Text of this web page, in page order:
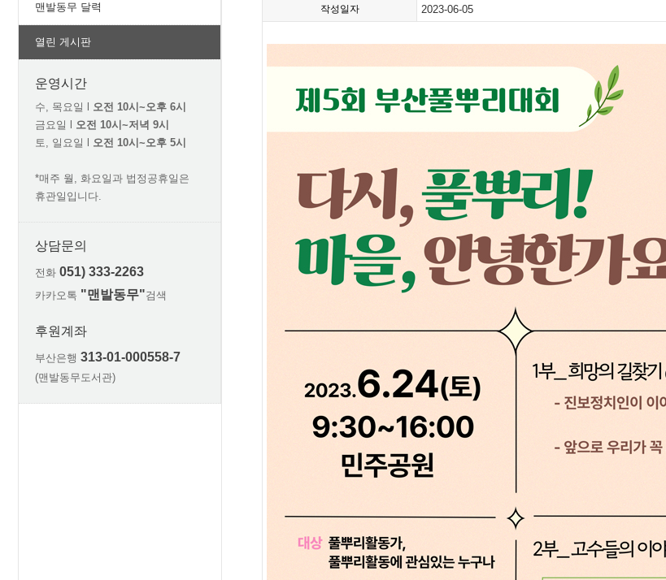
맨발동무 달력
열린 게시판
운영시간
수, 목요일 l
오전 10시~오후 6시
금요일 l 오전 10시~저녁 9시
토, 일요일 l 오전 10시~오후 5시
*매주 월, 화요일과 법정공휴일은
휴관일입니다.
상담문의
전화 051) 333-2263
카카오톡 "맨발동무"검색
후원계좌
부산은행 313-01-000558-7
(맨발동무도서관)
작성일자 2023-06-05